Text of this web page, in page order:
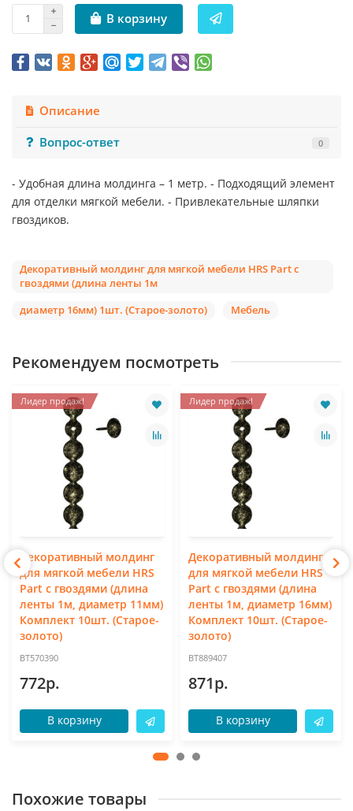
В корзину
Описание
Вопрос-ответ
0
- Удобная длина молдинга – 1 метр. - Подходящий элемент
для отделки мягкой мебели. - Привлекательные шляпки
гвоздиков.
Декоративный молдинг для мягкой мебели HRS Part с
гвоздями (длина ленты 1м
диаметр 16мм) 1шт. (Старое-золото)
Мебель
Рекомендуем посмотреть
Лидер продаж!
Декоративный молдинг
для мягкой мебели HRS
Part с гвоздями (длина
ленты 1м, диаметр 11мм)
Комплект 10шт. (Старое-
золото)
BT570390
772р.
В корзину
Лидер продаж!
Декоративный молдинг
для мягкой мебели HRS
Part с гвоздями (длина
ленты 1м, диаметр 16мм)
Комплект 10шт. (Старое-
золото)
BT889407
871р.
В корзину
Похожие товары